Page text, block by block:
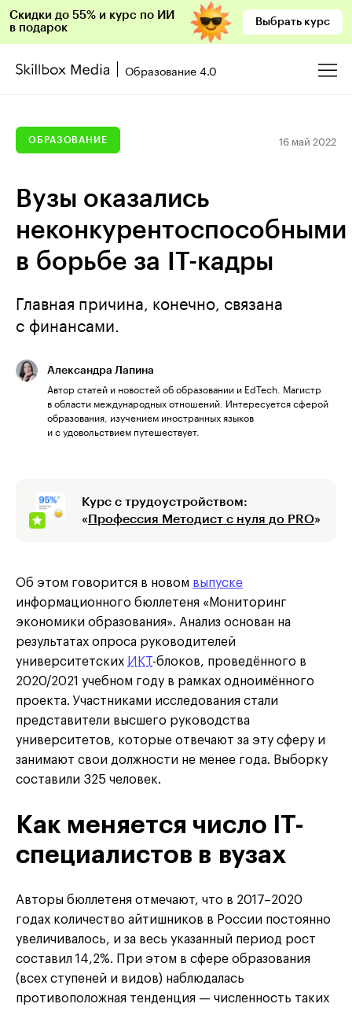
Скидки до 55% и курс по ИИ
в подарок
Выбрать курс
Образование 4.0
ОБРАЗОВАНИЕ 16 май 2022
Вузы оказались
неконкурентоспособными
в борьбе за IT-кадры
Главная причина, конечно, связана
с финансами.
Александра Лапина
Автор статей и новостей об образовании и EdTech. Магистр
в области международных отношений. Интересуется сферой
образования, изучением иностранных языков
и с удовольствием путешествует.
Курс с трудоустройством:
« Профессия Методист с нуля до PRO»
Об этом говорится в новом выпуске
информационного бюллетеня «Мониторинг
экономики образования». Анализ основан на
результатах опроса руководителей
университетских ИКТ-блоков, проведённого в
2020/2021 учебном году в рамках одноимённого
проекта. Участниками исследования стали
представители высшего руководства
университетов, которые отвечают за эту сферу и
занимают свои должности не менее года. Выборку
составили 325 человек.
Как меняется число IT-
специалистов в вузах
Авторы бюллетеня отмечают, что в 2017–2020
годах количество айтишников в России постоянно
увеличивалось, и за весь указанный период рост
составил 14,2%. При этом в сфере образования
(всех ступеней и видов) наблюдалась
противоположная тенденция — численность таких